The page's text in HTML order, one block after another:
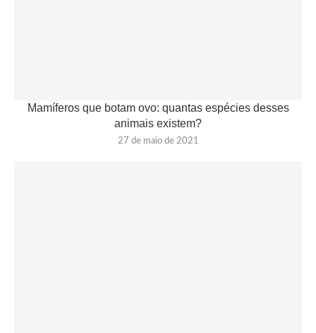
Mamíferos que botam ovo: quantas espécies desses
animais existem?
27 de maio de 2021